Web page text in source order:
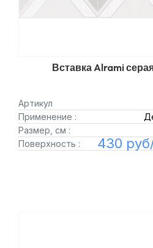
Вставка Alrami
Артикул
Применение :
Размер, см :
Поверхность :
430